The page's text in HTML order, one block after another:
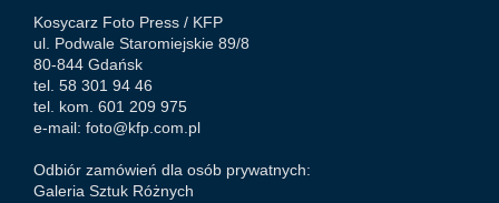
Kosycarz Foto Press / KFP
ul. Podwale Staromiejskie 89/8
80-844 Gdańsk
tel. 58 301 94 46
tel. kom. 601 209 975
e-mail: foto@kfp.com.pl
Odbiór zamówień dla osób prywatnych:
Galeria Sztuk Różnych